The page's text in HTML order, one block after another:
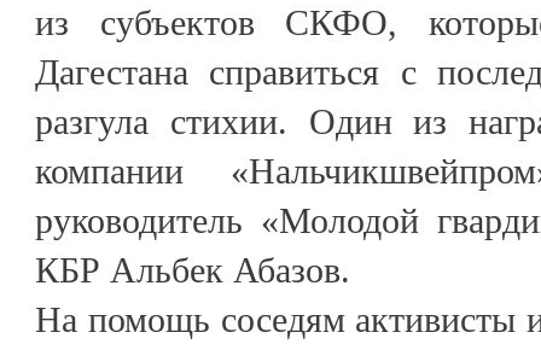
из субъектов СКФО,
Дагестана справиться с
разгула стихии. Один из
компании
руководитель «Молодой
КБР Альбек Абазов.
На помощь соседям активисты